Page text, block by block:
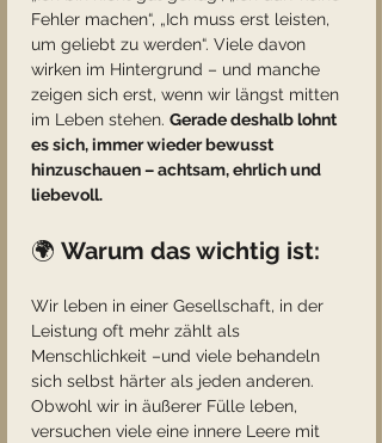
Fehler machen“, „Ich muss erst leisten,
um geliebt zu werden“. Viele davon
wirken im Hintergrund – und manche
zeigen sich erst, wenn wir längst mitten
im Leben stehen. Gerade deshalb lohnt
es sich, immer wieder bewusst
hinzuschauen – achtsam, ehrlich und
liebevoll.
🌍 Warum das wichtig ist:
Wir leben in einer Gesellschaft, in der
Leistung oft mehr zählt als
Menschlichkeit –und viele behandeln
sich selbst härter als jeden anderen.
Obwohl wir in äußerer Fülle leben,
versuchen viele eine innere Leere mit